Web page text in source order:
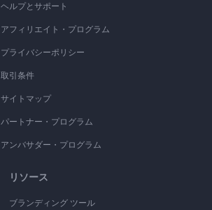
ヘルプとサポート
アフィリエイト・プログラム
プライバシーポリシー
取引条件
サイトマップ
パートナー・プログラム
アンバサダー・プログラム
リソース
ブランディング ツール